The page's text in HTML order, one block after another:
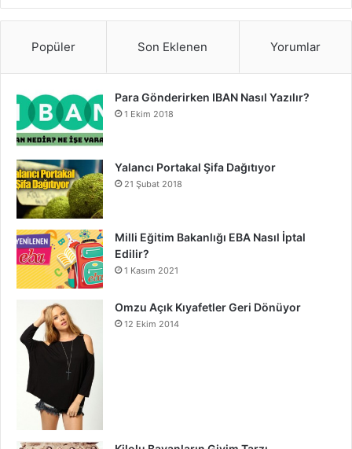
Popüler Son Eklenen Yorumlar
Para Gönderirken IBAN Nasıl Yazılır?
1 Ekim 2018
Yalancı Portakal Şifa Dağıtıyor
21 Şubat 2018
Milli Eğitim Bakanlığı EBA Nasıl İptal
Edilir?
1 Kasım 2021
Omzu Açık Kıyafetler Geri Dönüyor
12 Ekim 2014